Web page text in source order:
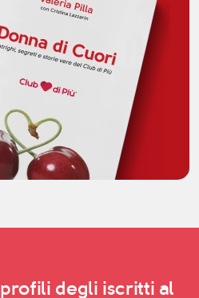
degli iscritti al